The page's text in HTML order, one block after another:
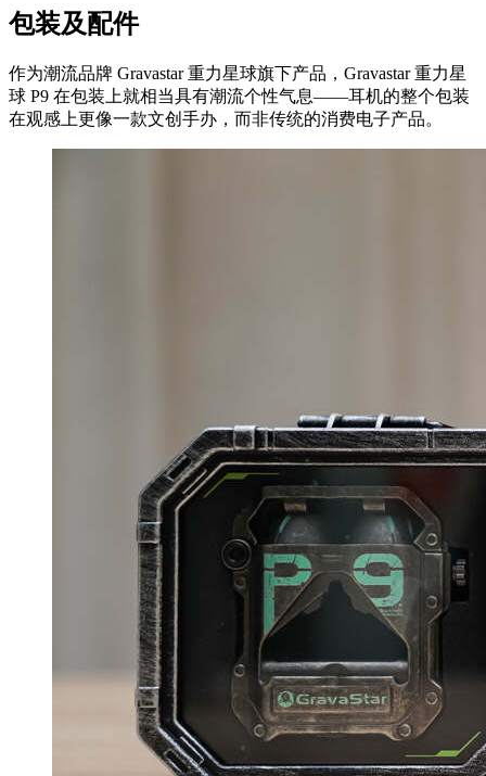
包装及配件
作为潮流品牌 Gravastar 重力星球旗下产品，Gravastar 重力星
球 P9 在包装上就相当具有潮流个性气息——耳机的整个包装
在观感上更像一款文创手办，而非传统的消费电子产品。